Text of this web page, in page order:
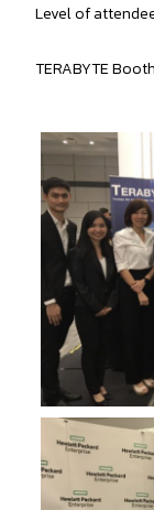
Level of
TERABYTE